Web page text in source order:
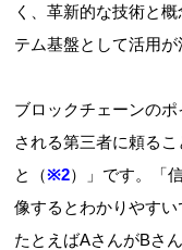
く、革新的な技術と
テム基盤として活用が
ブロックチェーンの
される第三者に頼る
と（※2）」です。「
像するとわかりやすい
たとえばAさんがBさ